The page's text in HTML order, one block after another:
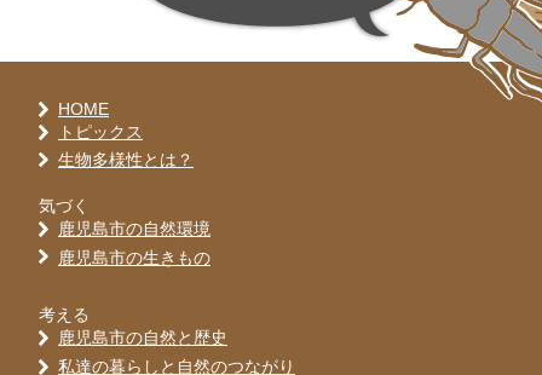
HOME
トピックス
生物多様性とは？
気づく
鹿児島市の自然環境
鹿児島市の生きもの
考える
鹿児島市の自然と歴史
私達の暮らしと自然のつながり